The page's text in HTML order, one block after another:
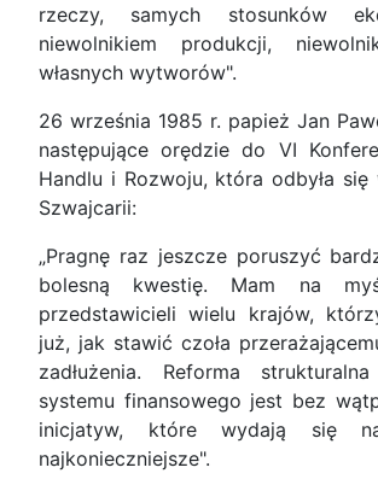
rzeczy, samych stosunków
niewolnikiem produkcji,
własnych wytworów".
26 września 1985 r. papież Jan
następujące orędzie do VI
Handlu i Rozwoju, która odbyła się
Szwajcarii:
„Pragnę raz jeszcze poruszyć
bolesną kwestię. Mam na
przedstawicieli wielu krajów,
już, jak stawić czoła
zadłużenia. Reforma
systemu finansowego jest bez
inicjatyw, które wydają się
najkonieczniejsze".